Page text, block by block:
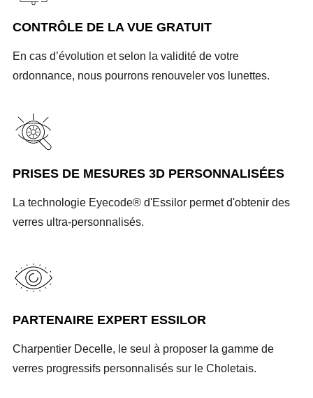
CONTRÔLE DE LA VUE GRATUIT
En cas d’évolution et selon la validité de votre
ordonnance, nous pourrons renouveler vos lunettes.
PRISES DE MESURES 3D PERSONNALISÉES
La technologie Eyecode® d'Essilor permet d'obtenir des
verres ultra-personnalisés.
PARTENAIRE EXPERT ESSILOR
Charpentier Decelle, le seul à proposer la gamme de
verres progressifs personnalisés sur le Choletais.